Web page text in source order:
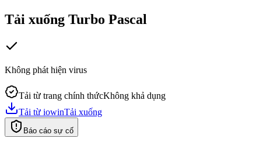
Tải xuống Turbo Pascal
Không phát hiện virus
Tải từ trang chính thứcKhông khả dụng
Tải từ iowinTải xuống
Báo cáo sự cố